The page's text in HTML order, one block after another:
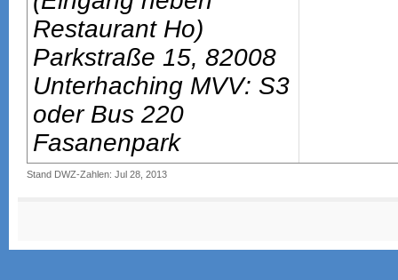
Restaurant Ho)
Parkstraße 15, 82008
Unterhaching MVV: S3
oder Bus 220
Fasanenpark
Stand DWZ-Zahlen: Jul 28, 2013